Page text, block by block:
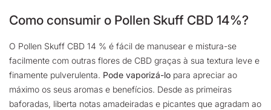
Como consumir o Pollen Skuff CBD 14%?
O Pollen Skuff CBD 14 % é fácil de manusear e mistura-se
facilmente com outras flores de CBD graças à sua textura leve e
finamente pulverulenta. Pode vaporizá-lo para apreciar ao
máximo os seus aromas e benefícios. Desde as primeiras
baforadas, liberta notas amadeiradas e picantes que agradam ao